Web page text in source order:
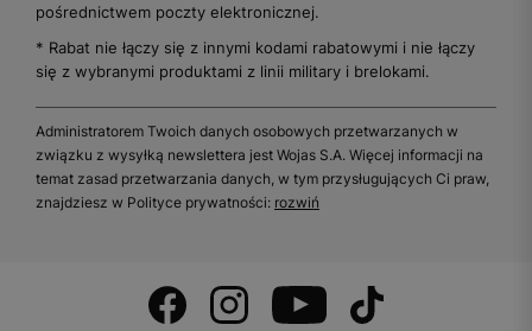
pośrednictwem poczty elektronicznej.
* Rabat nie łączy się z innymi kodami rabatowymi i nie łączy
się z wybranymi produktami z linii military i brelokami.
Administratorem Twoich danych osobowych przetwarzanych w
związku z wysyłką newslettera jest Wojas S.A. Więcej informacji na
temat zasad przetwarzania danych, w tym przysługujących Ci praw,
znajdziesz w Polityce prywatności: rozwiń